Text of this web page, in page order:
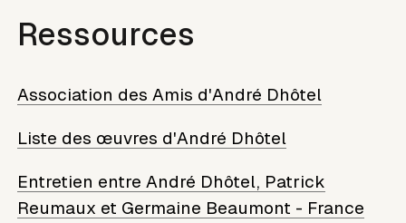
Ressources
Association des Amis d'André Dhôtel
Liste des œuvres d'André Dhôtel
Entretien entre André Dhôtel, Patrick
Reumaux et Germaine Beaumont - France